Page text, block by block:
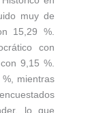
muy de
15,29 %.
con
9,15 %.
mientras
lo que